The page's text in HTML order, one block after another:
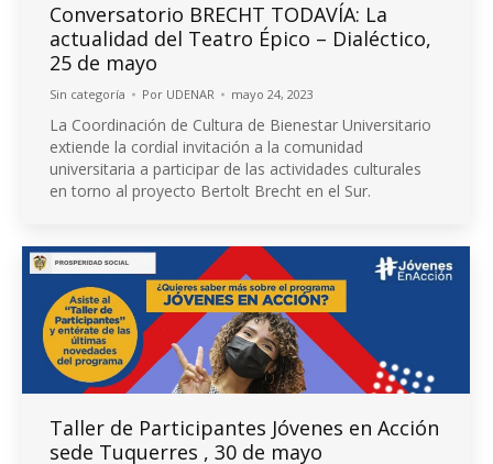
Conversatorio BRECHT TODAVÍA: La
actualidad del Teatro Épico – Dialéctico,
25 de mayo
Sin categoría Por UDENAR mayo 24, 2023
La Coordinación de Cultura de Bienestar Universitario
extiende la cordial invitación a la comunidad
universitaria a participar de las actividades culturales
en torno al proyecto Bertolt Brecht en el Sur.
Taller de Participantes Jóvenes en Acción
sede Tuquerres , 30 de mayo